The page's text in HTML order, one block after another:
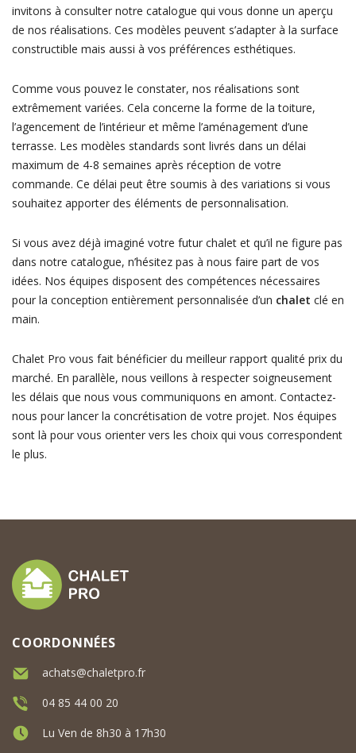
invitons à consulter notre catalogue qui vous donne un aperçu
de nos réalisations. Ces modèles peuvent s’adapter à la surface
constructible mais aussi à vos préférences esthétiques.
Comme vous pouvez le constater, nos réalisations sont
extrêmement variées. Cela concerne la forme de la toiture,
l’agencement de l’intérieur et même l’aménagement d’une
terrasse. Les modèles standards sont livrés dans un délai
maximum de 4-8 semaines après réception de votre
commande. Ce délai peut être soumis à des variations si vous
souhaitez apporter des éléments de personnalisation.
Si vous avez déjà imaginé votre futur chalet et qu’il ne figure pas
dans notre catalogue, n’hésitez pas à nous faire part de vos
idées. Nos équipes disposent des compétences nécessaires
pour la conception entièrement personnalisée d’un chalet clé en
main.
Chalet Pro vous fait bénéficier du meilleur rapport qualité prix du
marché. En parallèle, nous veillons à respecter soigneusement
les délais que nous vous communiquons en amont. Contactez-
nous pour lancer la concrétisation de votre projet. Nos équipes
sont là pour vous orienter vers les choix qui vous correspondent
le plus.
COORDONNÉES
achats@chaletpro.fr
04 85 44 00 20
Lu Ven de 8h30 à 17h30